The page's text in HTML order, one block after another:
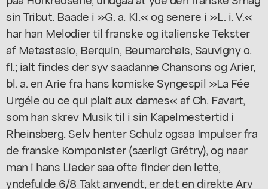
sin Tribut. Baade i »G. a. Kl.« og senere i »L. i. V.«
har han Melodier til franske og italienske Tekster
af Metastasio, Berquin, Beumarchais, Sauvigny o.
fl.; ialt findes der syv saadanne Chansons og Arier,
bl. a. en Arie fra hans komiske Syngespil »La Fée
Urgéle ou ce qui plait aux dames« af Ch. Favart,
som han skrev Musik til i sin Kapelmestertid i
Rheinsberg. Selv henter Schulz ogsaa Impulser fra
de franske Komponister (særligt Grétry), og naar
man i hans Lieder saa ofte finder den lette,
yndefulde 6/8 Takt anvendt, er det en direkte Arv